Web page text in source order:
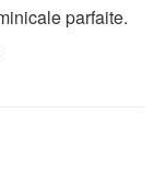
parfaite.